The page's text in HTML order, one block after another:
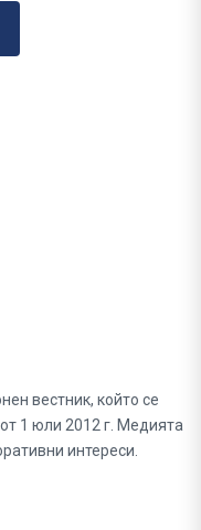
вестник, който се
1 юли 2012 г. Медията
интереси.